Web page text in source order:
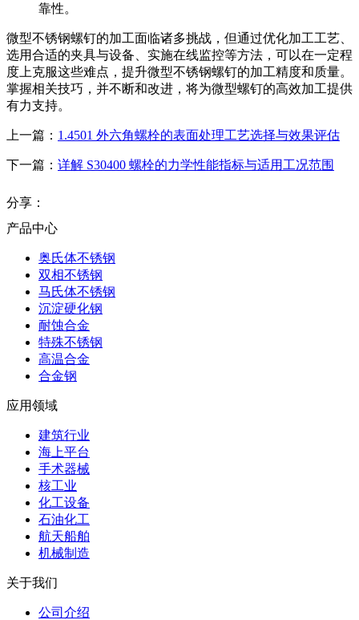
靠性。
微型不锈钢螺钉的加工面临诸多挑战，但通过优化加工工艺、
选用合适的夹具与设备、实施在线监控等方法，可以在一定程
度上克服这些难点，提升微型不锈钢螺钉的加工精度和质量。
掌握相关技巧，并不断和改进，将为微型螺钉的高效加工提供
有力支持。
上一篇： 1.4501 外六角螺栓的表面处理工艺选择与效果评估
下一篇： 详解 S30400 螺栓的力学性能指标与适用工况范围
分享：
产品中心
奥氏体不锈钢
双相不锈钢
马氏体不锈钢
沉淀硬化钢
耐蚀合金
特殊不锈钢
高温合金
合金钢
应用领域
建筑行业
海上平台
手术器械
核工业
化工设备
石油化工
航天船舶
机械制造
关于我们
公司介绍